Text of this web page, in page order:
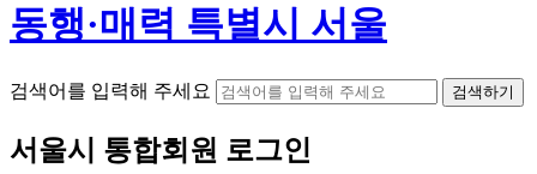
동행·매력 특별시 서울
검색어를 입력해 주세요 검색하기
서울시 통합회원 로그인